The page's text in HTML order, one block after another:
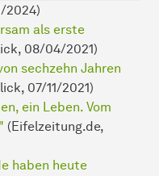
2024)
als erste
08/04/2021)
sechzehn Jahren
07/11/2021)
ein Leben. Vom
(Eifelzeitung.de,
haben heute